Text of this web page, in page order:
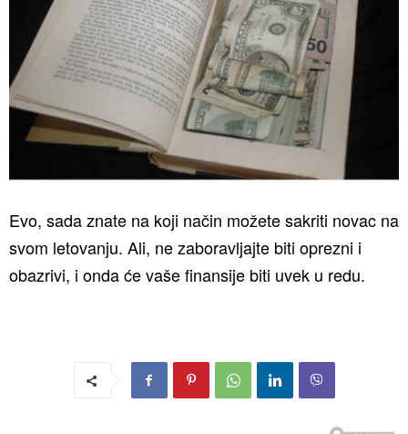
Evo, sada znate na koji način možete sakriti novac na
svom letovanju. Ali, ne zaboravljajte biti oprezni i
obazrivi, i onda će vaše finansije biti uvek u redu.